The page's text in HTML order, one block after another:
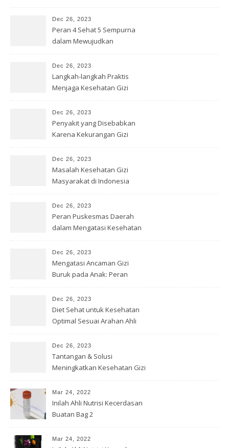
Dec 26, 2023
Peran 4 Sehat 5 Sempurna
dalam Mewujudkan
Dec 26, 2023
Langkah-langkah Praktis
Menjaga Kesehatan Gizi
Dec 26, 2023
Penyakit yang Disebabkan
Karena Kekurangan Gizi
Dec 26, 2023
Masalah Kesehatan Gizi
Masyarakat di Indonesia
Dec 26, 2023
Peran Puskesmas Daerah
dalam Mengatasi Kesehatan
Dec 26, 2023
Mengatasi Ancaman Gizi
Buruk pada Anak: Peran
Dec 26, 2023
Diet Sehat untuk Kesehatan
Optimal Sesuai Arahan Ahli
Dec 26, 2023
Tantangan & Solusi
Meningkatkan Kesehatan Gizi
Mar 24, 2022
Inilah Ahli Nutrisi Kecerdasan
Buatan Bag 2
Mar 24, 2022